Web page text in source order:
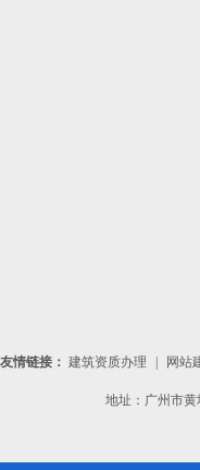
友情链接： 建筑资质办理 网站
地址：广州市黄